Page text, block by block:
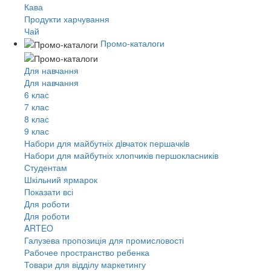
Кава
Продукти харчування
Чай
Промо-каталоги
Для навчання
Для навчання
6 клас
7 клас
8 клас
9 клас
Набори для майбутніх дiвчаток першачкiв
Набори для майбутніх хлопчиків першокласників
Студентам
Шкільний ярмарок
Показати всі
Для роботи
Для роботи
ARTEO
Галузева пропозиція для промисловості
Рабочее пространство ребенка
Товари для відділу маркетингу